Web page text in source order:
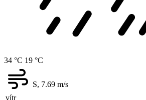
34 °C 19 °C
vítr
S, 7.69 m/s